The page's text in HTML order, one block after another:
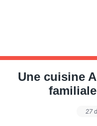
Une cuisine
27